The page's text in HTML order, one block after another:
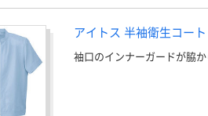
アイトス 半袖衛生コー
袖口のインナーガードが脇